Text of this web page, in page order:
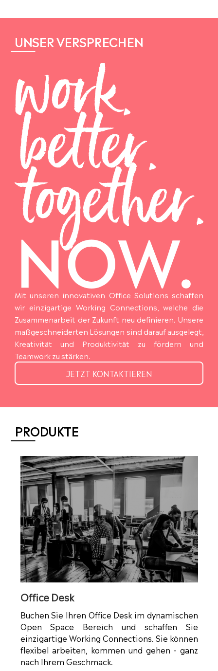
UNSER VERSPRECHEN
Mit unseren innovativen Office Solutions schaffen
wir einzigartige Working Connections, welche die
Zusammenarbeit der Zukunft neu definieren. Unsere
maßgeschneiderten Lösungen sind darauf ausgelegt,
Kreativität und Produktivität zu fördern und
Teamwork zu stärken.
JETZT KONTAKTIEREN
PRODUKTE
Office Desk
Buchen Sie Ihren Office Desk im dynamischen
Open Space Bereich und schaffen Sie
einzigartige Working Connections. Sie können
flexibel arbeiten, kommen und gehen - ganz
nach Ihrem Geschmack.